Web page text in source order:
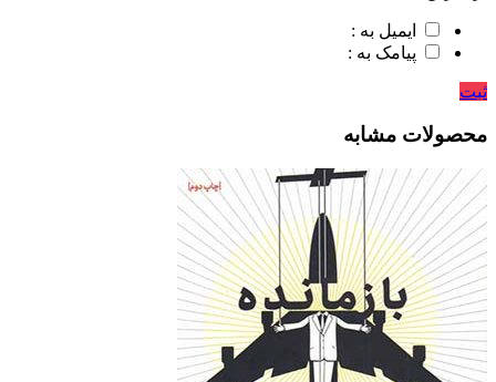
ایمیل به :
پیامک به :
ثبت
محصولات مشابه